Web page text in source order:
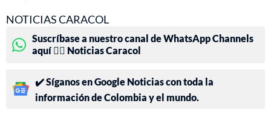
NOTICIAS CARACOL
Suscríbase a nuestro canal de WhatsApp Channels
aquí 👉🏻 Noticias Caracol
✔️ Síganos en Google Noticias con toda la
información de Colombia y el mundo.